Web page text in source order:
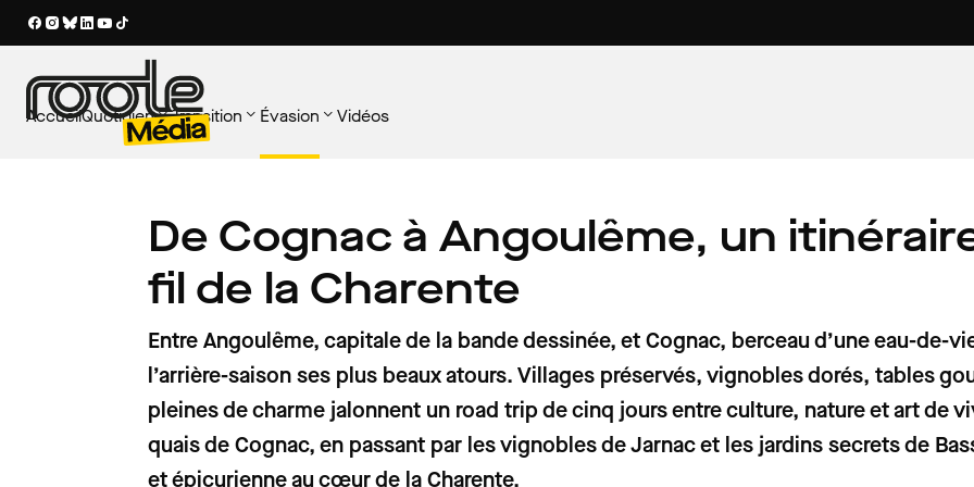
AccueilQuotidien
Équipement
Réglementation
AU VOLANT
7 min
Ce qui change pour les automobilistes
au 1er août 2026 : carte grise, voiture
électrique, carburants…
AU VOLANT
Prix des carburants : voici les tarifs
France ce samedi 1er août 2026
Transition
Nouveaux usages
Voiture propre
VOITURE PROPRE
4 min
Voitures électriques : une pollution
insoupçonnée près des bornes de
recharge rapide
Rouler au Superéthanol-E85 :
avantages et inconvénients
Évasion
Voyager en France
PATRIMOINE
6 min
Rassemblements de voitures
anciennes : l'agenda du week-end du
1er et 2 août en France
Du « Paradis » à « l'enfer des
l'étonnant vocabulaire des gardiens
Vidéos
De Cognac à Angoulême, un
fil de la Charente
Entre Angoulême, capitale de la bande dessinée, et Cognac, berceau d’une eau-de-
l’arrière-saison ses plus beaux atours. Villages préservés, vignobles dorés, tables
pleines de charme jalonnent un road trip de cinq jours entre culture, nature et art de
quais de Cognac, en passant par les vignobles de Jarnac et les jardins secrets de
et épicurienne au cœur de la Charente.